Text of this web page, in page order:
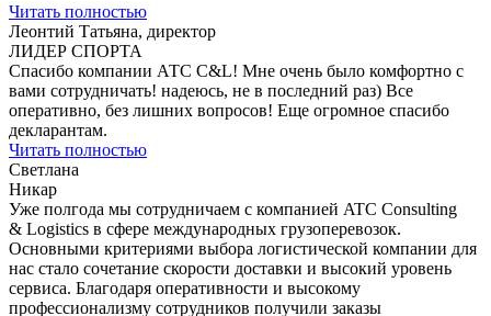
Читать полностью
Леонтий Татьяна, директор
ЛИДЕР СПОРТА
Спасибо компании АТС С&L! Мне очень было комфортно с
вами сотрудничать! надеюсь, не в последний раз) Все
оперативно, без лишних вопросов! Еще огромное спасибо
декларантам.
Читать полностью
Светлана
Никар
Уже полгода мы сотрудничаем с компанией ATC Consulting
& Logistics в сфере международных грузоперевозок.
Основными критериями выбора логистической компании для
нас стало сочетание скорости доставки и высокий уровень
сервиса. Благодаря оперативности и высокому
профессионализму сотрудников получили заказы